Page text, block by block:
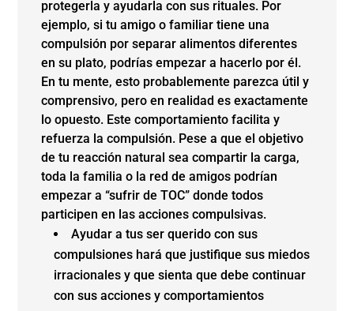
protegerla y ayudarla con sus rituales. Por
ejemplo, si tu amigo o familiar tiene una
compulsión por separar alimentos diferentes
en su plato, podrías empezar a hacerlo por él.
En tu mente, esto probablemente parezca útil y
comprensivo, pero en realidad es exactamente
lo opuesto. Este comportamiento facilita y
refuerza la compulsión. Pese a que el objetivo
de tu reacción natural sea compartir la carga,
toda la familia o la red de amigos podrían
empezar a “sufrir de TOC” donde todos
participen en las acciones compulsivas.
Ayudar a tus ser querido con sus
compulsiones hará que justifique sus miedos
irracionales y que sienta que debe continuar
con sus acciones y comportamientos